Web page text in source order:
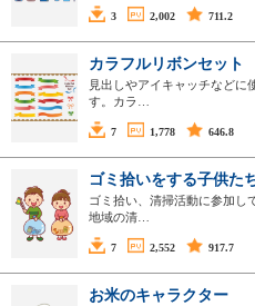
3 2,002 711.2
カラフルリボンセット
見出しやアイキャッチなどに
す。カラ…
7 1,778 646.8
ゴミ拾いをする子供た
ゴミ拾い、清掃活動に参加し
地域の清…
7 2,552 917.7
お米のキャラクター